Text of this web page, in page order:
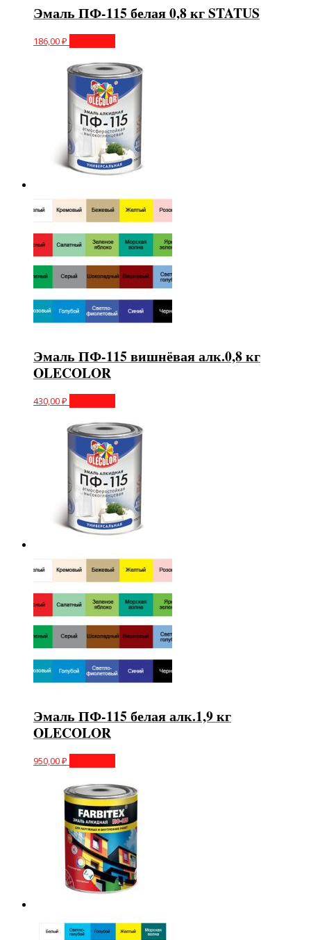
Эмаль ПФ-115 белая 0,8 кг STATUS
186,00₽
Эмаль ПФ-115 вишнёвая алк.0,8 кг
OLECOLOR
430,00₽
Эмаль ПФ-115 белая алк.1,9 кг
OLECOLOR
950,00₽